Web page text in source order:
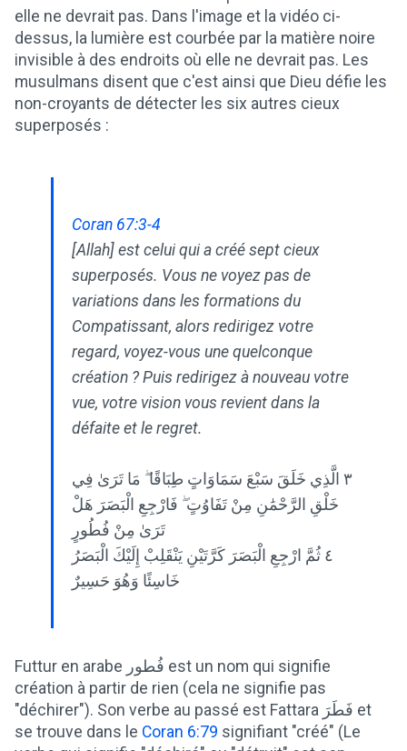
elle ne devrait pas. Dans l'image et la vidéo ci-
dessus, la lumière est courbée par la matière noire
invisible à des endroits où elle ne devrait pas. Les
musulmans disent que c'est ainsi que Dieu défie les
non-croyants de détecter les six autres cieux
superposés :
Coran 67:3-4
[Allah] est celui qui a créé sept cieux
superposés. Vous ne voyez pas de
variations dans les formations du
Compatissant, alors redirigez votre
regard, voyez-vous une quelconque
création ? Puis redirigez à nouveau votre
vue, votre vision vous revient dans la
défaite et le regret.
٣ الَّذِي خَلَقَ سَبْعَ سَمَاوَاتٍ طِبَاقًا ۖ مَا تَرَىٰ فِي
خَلْقِ الرَّحْمَٰنِ مِنْ تَفَاوُتٍ ۖ فَارْجِعِ الْبَصَرَ هَلْ
تَرَىٰ مِنْ فُطُورٍ
٤ ثُمَّ ارْجِعِ الْبَصَرَ كَرَّتَيْنِ يَنْقَلِبْ إِلَيْكَ الْبَصَرُ
خَاسِئًا وَهُوَ حَسِيرٌ
Futtur en arabe فُطور est un nom qui signifie
création à partir de rien (cela ne signifie pas
"déchirer"). Son verbe au passé est Fattara فَطَرَ et
se trouve dans le Coran 6:79 signifiant "créé" (Le